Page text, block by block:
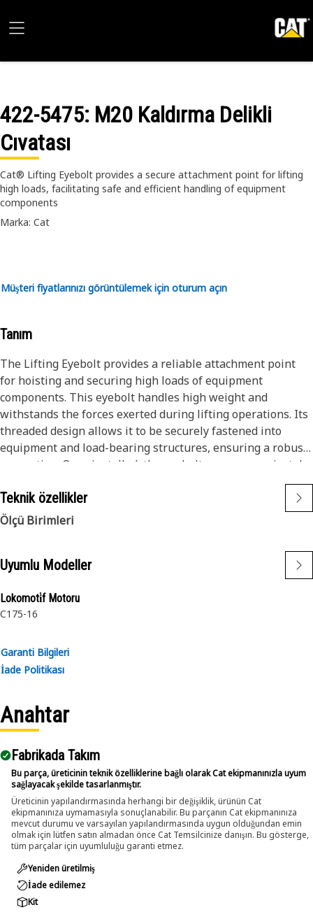
422-5475: M20 Kaldırma Delikli
Cıvatası
Cat® Lifting Eyebolt provides a secure attachment point for lifting
high loads, facilitating safe and efficient handling of equipment
components
Marka: Cat
Müşteri fiyatlarınızı görüntülemek için oturum açın
Tanım
The Lifting Eyebolt provides a reliable attachment point
for hoisting and securing high loads of equipment
components. This eyebolt handles high weight and
withstands the forces exerted during lifting operations. Its
threaded design allows it to be securely fastened into
equipment and load-bearing structures, ensuring a robust
connection. Once installed, the eyebolt serves as a pivotal
anchor point, enabling the use of cranes, hoists, and other
lifting equipment to move high objects with precision and
safety.
• Provides a reliable connection point to distribute lifting
• Ensures a secure grip on equipment during lifting
operations.
bearing structures.
• Provides resistance to deformation and failure under load.
Applications:
The Lifting Eyebolt is used to provide a stable and reliable
attachment point for lifting operations, ensuring that high
loads can be safely hoisted and moved.
Teknik özellikler
Ölçü Birimleri
Uyumlu Modeller
Lokomoti̇f Motoru
C175-16
Garanti Bilgileri
İade Politikası
Anahtar
Fabrikada Takım
Bu parça, üreticinin teknik özelliklerine bağlı olarak Cat ekipmanınızla uyum
sağlayacak şekilde tasarlanmıştır.
Üreticinin yapılandırmasında herhangi bir değişiklik, ürünün Cat
ekipmanınıza uymamasıyla sonuçlanabilir. Bu parçanın Cat ekipmanınıza
mevcut durumu ve varsayılan yapılandırmasında uygun olduğundan emin
olmak için lütfen satın almadan önce Cat Temsilcinize danışın. Bu gösterge,
tüm parçalar için uyumluluğu garanti etmez.
Yeniden üretilmiş
İade edilemez
Kit